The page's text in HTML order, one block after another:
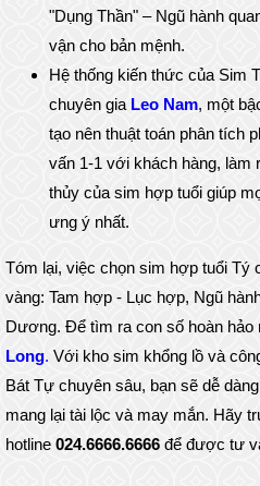
"Dụng Thần" – Ngũ hành
vận cho bản mệnh.
Hệ thống kiến thức của Sim
chuyên gia Leo Nam, một
tạo nên thuật toán phân tích
vấn 1-1 với khách hàng, làm
thủy của sim hợp tuổi giúp
ưng ý nhất.
Tóm lại, việc chọn sim hợp tuổi Tý
vàng: Tam hợp - Lục hợp, Ngũ
Dương. Để tìm ra con số hoàn hảo
Long. Với kho sim khổng lồ và
Bát Tự chuyên sâu, bạn sẽ dễ
mang lại tài lộc và may mắn. Hãy
hotline 024.6666.6666 để được tư